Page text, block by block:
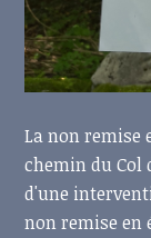
La non remise
chemin du Col
d'une
non remise en